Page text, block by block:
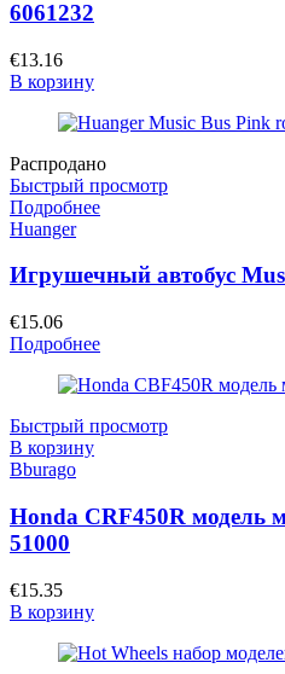
6061232
€13.16
В корзину
Распродано
Быстрый просмотр
Подробнее
Huanger
Игрушечный автобус
€15.06
Подробнее
Быстрый просмотр
В корзину
Bburago
Honda CRF450R модель
51000
€15.35
В корзину